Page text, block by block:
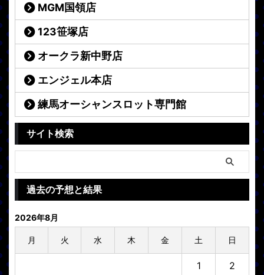
MGM国領店
123笹塚店
オークラ新中野店
エンジェル本店
練馬オーシャンスロット専門館
サイト検索
過去の予想と結果
2026年8月
月 火 水 木 金 土 日
1 2